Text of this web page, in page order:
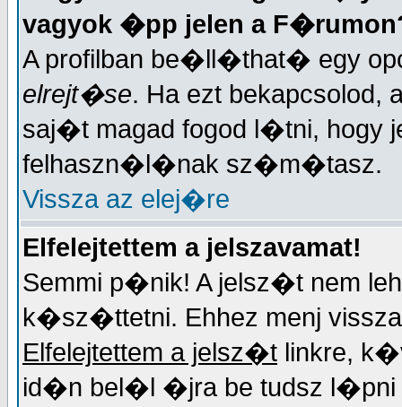
vagyok �pp jelen a
A profilban be�ll�that� egy
elrejt�se. Ha ezt bekapcsolod,
saj�t magad fogod l�tni, hogy
felhaszn�l�nak sz�m�tasz.
Vissza az elej�re
Elfelejtettem a jelszavamat!
Semmi p�nik! A jelsz�t nem
k�sz�ttetni. Ehhez menj
Elfelejtettem a jelsz�t linkre,
id�n bel�l �jra be tudsz l�pni